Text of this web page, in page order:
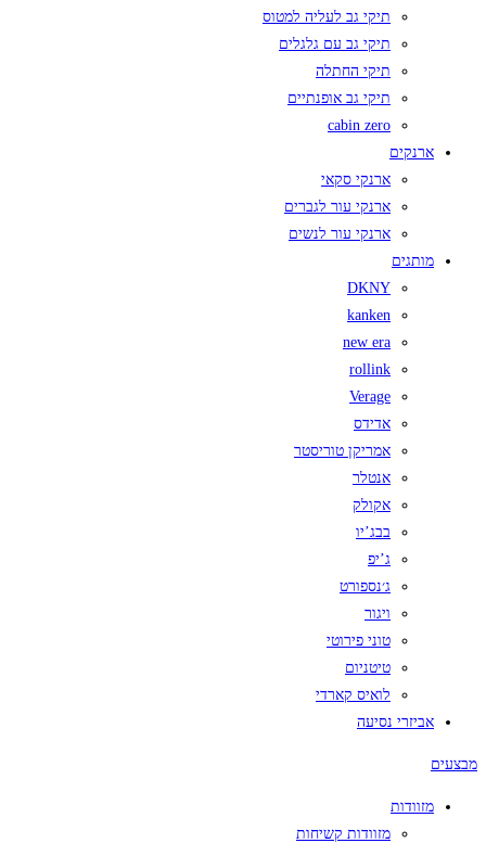
תיקי גב לעליה למטוס
תיקי גב עם גלגלים
תיקי החתלה
תיקי גב אופנתיים
cabin zero
ארנקים
ארנקי סקאי
ארנקי עור לגברים
ארנקי עור לנשים
מותגים
DKNY
kanken
new era
rollink
Verage
אדידס
אמריקן טוריסטר
אנטלר
אקולק
בבג’יו
ג’יפ
ג׳נספורט
ויגור
טוני פירוטי
טיטניום
לואיס קארדי
אביזרי נסיעה
מבצעים
מזוודות
מזוודות קשיחות